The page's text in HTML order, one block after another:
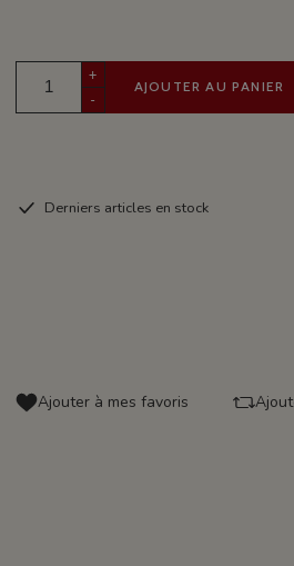
+
-
AJOUTER AU PANIER
Derniers articles en stock
Ajouter à mes favoris